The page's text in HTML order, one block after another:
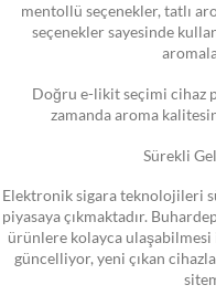
mentollü seçenekler, tatlı
seçenekler sayesinde
Doğru e-likit seçimi cihaz
zamanda aroma
Sürekli
Elektronik sigara teknolojileri
piyasaya çıkmaktadır.
ürünlere kolayca
güncelliyor, yeni çıkan